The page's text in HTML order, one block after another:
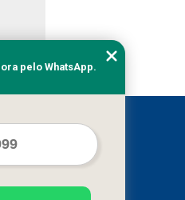
Crime de
site
pelo WhatsApp.